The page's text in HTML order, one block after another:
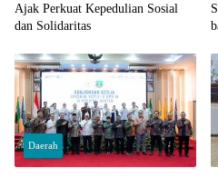
Ajak Perkuat Kepedulian Sosial
dan Solidaritas
Daerah